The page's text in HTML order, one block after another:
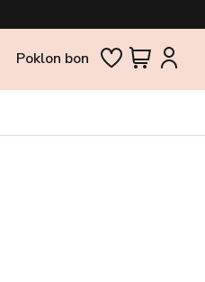
Poklon bon